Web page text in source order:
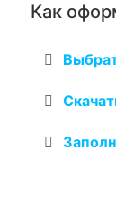
Как